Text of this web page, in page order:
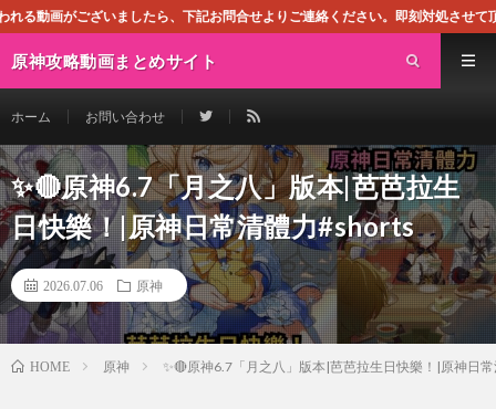
、下記お問合せよりご連絡ください。即刻対処させて頂きます。なお、同サ
原神攻略動画まとめサイト
ホーム お問い合わせ
✨🔴原神6.7「月之八」版本|芭芭拉生
日快樂！|原神日常清體力#shorts
2026.07.06 原神
HOME 原神 ✨🔴原神6.7「月之八」版本|芭芭拉生日快樂！|原神日